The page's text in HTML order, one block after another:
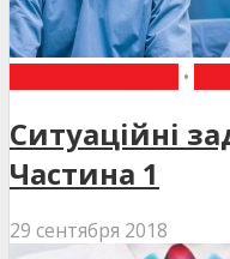
•
Ситуаційні
Частина 1
29 сентября 2018